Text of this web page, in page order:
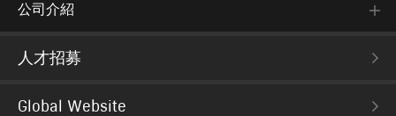
公司介紹
人才招募
Global Website